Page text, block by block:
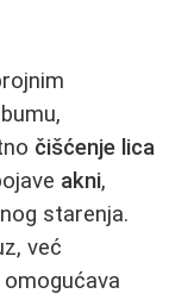
čišćenje lica
akni,
starenja.
već